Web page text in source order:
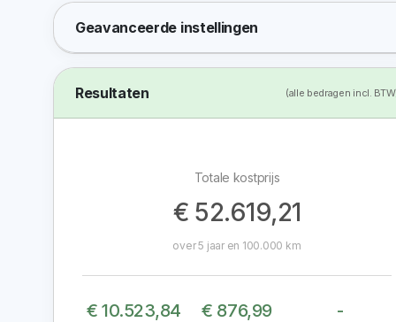
Geavanceerde instellingen
Resultaten (alle bedragen incl.
Totale kostprijs
€ 52.619,21
over5 jaar en 100.000 km
€ 10.523,84 € 876,99 -